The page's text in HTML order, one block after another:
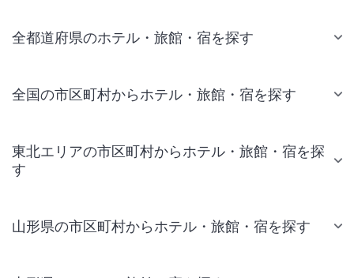
全都道府県のホテル・旅館・宿を探す
全国の市区町村からホテル・旅館・宿を探す
東北エリアの市区町村からホテル・旅館・宿を探
す
山形県の市区町村からホテル・旅館・宿を探す